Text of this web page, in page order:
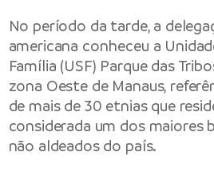
No período da tarde, a
americana conheceu a
Família (USF) Parque das
zona Oeste de Manaus,
de mais de 30 etnias que
considerada um dos maiores
não aldeados do país.